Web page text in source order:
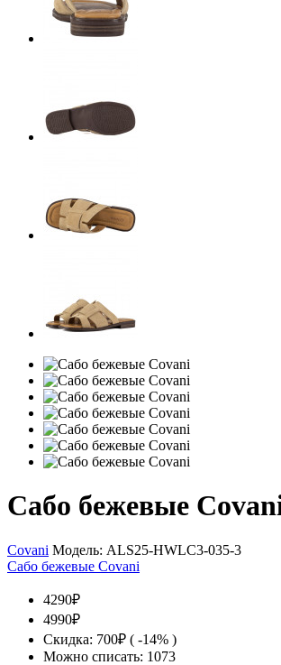
Сабо бежевые
Covani Модель: ALS25-HWLC3-035-3
Сабо бежевые Covani
4290₽
4990₽
Скидка: 700₽ ( -14% )
Можно списать: 1073